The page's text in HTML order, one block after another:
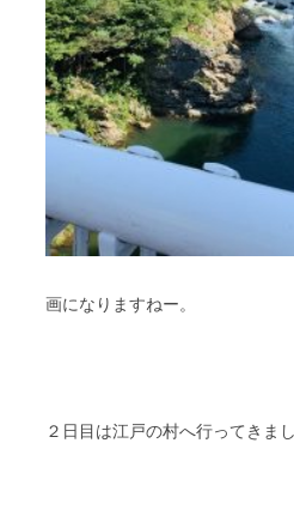
画になりますねー。
２日目は江戸の村へ行ってきまし